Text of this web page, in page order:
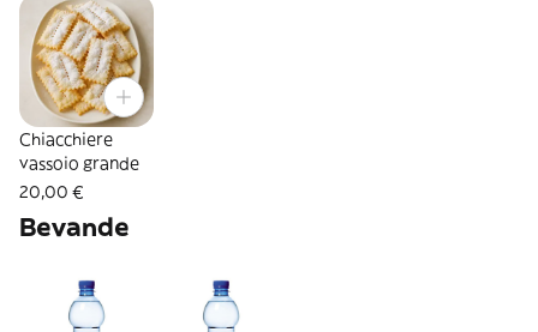
Chiacchiere
vassoio grande
20,00 €
Bevande